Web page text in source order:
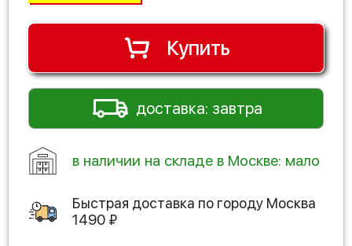
Купить
доставка: завтра
в наличии на складе в Москве: мало
Быстрая доставка по городу Москва
1490 ₽